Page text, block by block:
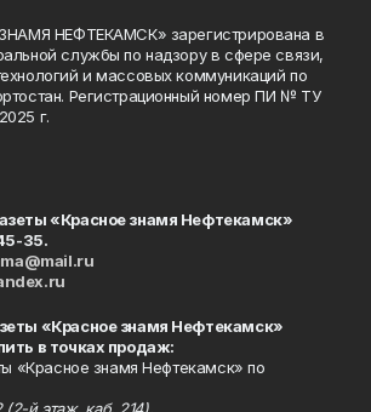
НЕФТЕКАМСК» зарегистрирована в
службы по надзору в сфере связи,
и массовых коммуникаций по
Регистрационный номер ПИ № ТУ
г.
«Красное знамя Нефтекамск»
35.
«Красное знамя Нефтекамск»
в точках продаж:
«Красное знамя Нефтекамск» по